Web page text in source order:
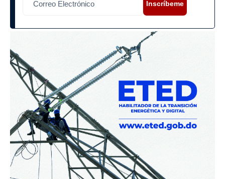
Inscríbeme